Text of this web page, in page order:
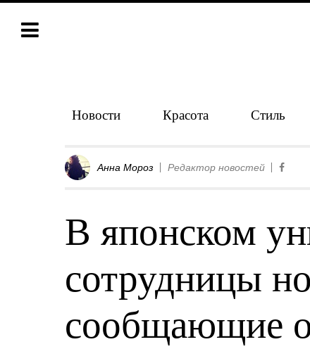
Новости Красота Стиль
Анна Мороз Редактор новостей
В японском
сотрудницы
сообщающие